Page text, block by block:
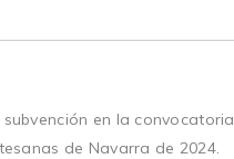
en la convocatoria
de Navarra de 2024.